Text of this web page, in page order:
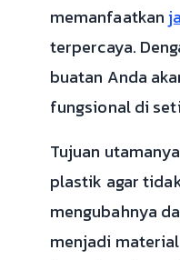
memanfaatkan
terpercaya.
buatan Anda
fungsional di
Tujuan
plastik agar
mengubahnya
menjadi